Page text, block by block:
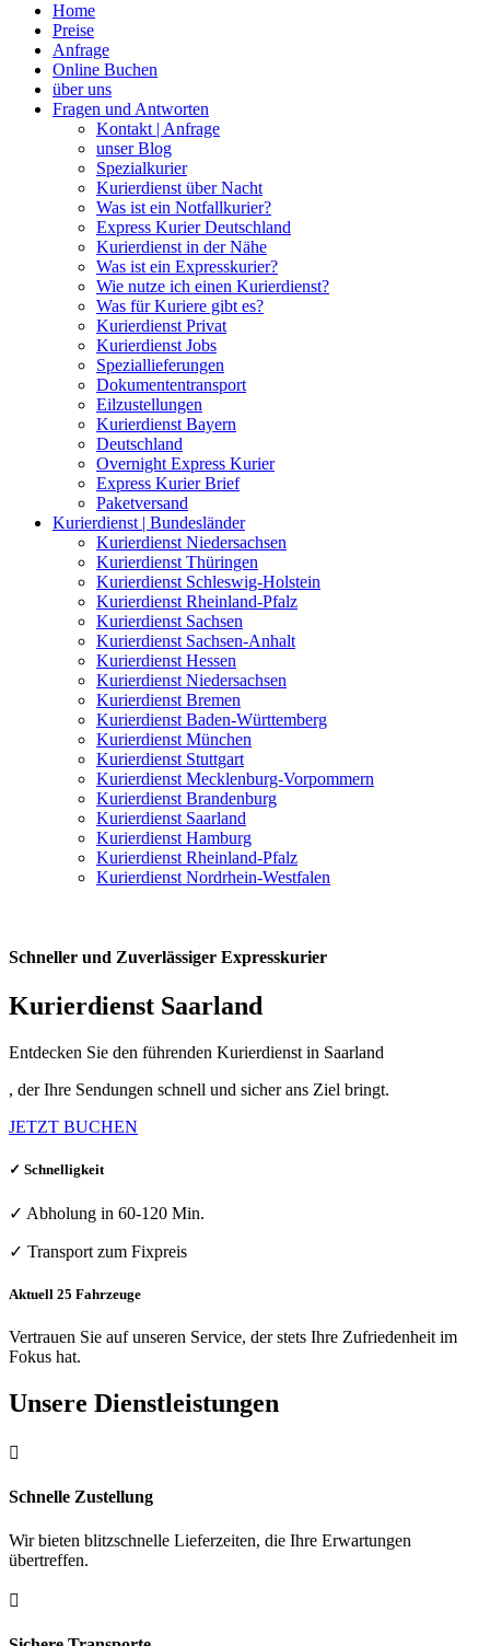
Home
Preise
Anfrage
Online Buchen
über uns
Fragen und Antworten
Kontakt | Anfrage
unser Blog
Spezialkurier
Kurierdienst über Nacht
Was ist ein Notfallkurier?
Express Kurier Deutschland
Kurierdienst in der Nähe
Was ist ein Expresskurier?
Wie nutze ich einen Kurierdienst?
Was für Kuriere gibt es?
Kurierdienst Privat
Kurierdienst Jobs
Speziallieferungen
Dokumententransport
Eilzustellungen
Kurierdienst Bayern
Deutschland
Overnight Express Kurier
Express Kurier Brief
Paketversand
Kurierdienst | Bundesländer
Kurierdienst Niedersachsen
Kurierdienst Thüringen
Kurierdienst Schleswig-Holstein
Kurierdienst Rheinland-Pfalz
Kurierdienst Sachsen
Kurierdienst Sachsen-Anhalt
Kurierdienst Hessen
Kurierdienst Niedersachsen
Kurierdienst Bremen
Kurierdienst Baden-Württemberg
Kurierdienst München
Kurierdienst Stuttgart
Kurierdienst Mecklenburg-Vorpommern
Kurierdienst Brandenburg
Kurierdienst Saarland
Kurierdienst Hamburg
Kurierdienst Rheinland-Pfalz
Kurierdienst Nordrhein-Westfalen
Schneller und Zuverlässiger Expresskurier
Kurierdienst Saarland
Entdecken Sie den führenden Kurierdienst in Saarland
, der Ihre Sendungen schnell und sicher ans Ziel bringt.
JETZT BUCHEN
✓ Schnelligkeit
✓ Abholung in 60-120 Min.
✓ Transport zum Fixpreis
Aktuell 25 Fahrzeuge
Vertrauen Sie auf unseren Service, der stets Ihre Zufriedenheit im
Fokus hat.
Unsere Dienstleistungen

Schnelle Zustellung
Wir bieten blitzschnelle Lieferzeiten, die Ihre Erwartungen
übertreffen.
